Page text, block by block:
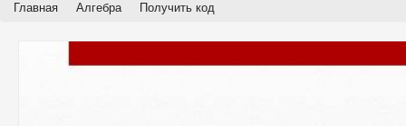
Главная Алгебра Получить код